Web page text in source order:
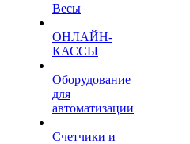
Весы
ОНЛАЙН-
КАССЫ
Оборудование
для
автоматизации
Счетчики и